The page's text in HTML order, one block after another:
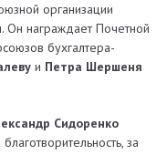
организации
Он награждает Почетной
бухгалтера-
и Петра Шершеня
Сидоренко
за